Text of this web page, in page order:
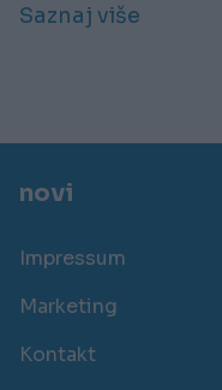
Saznaj više
novi
Impressum
Marketing
Kontakt